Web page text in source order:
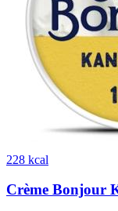
228 kcal
Crème Bonjour